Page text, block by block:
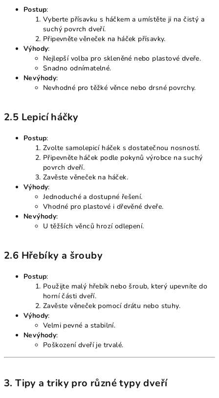
Postup:
Vyberte přísavku s háčkem a umístěte ji na čistý a
suchý povrch dveří.
Připevněte věneček na háček přísavky.
Výhody:
Nejlepší volba pro skleněné nebo plastové dveře.
Snadno odnímatelné.
Nevýhody:
Nevhodné pro těžké věnce nebo drsné povrchy.
2.5 Lepicí háčky
Postup:
Zvolte samolepicí háček s dostatečnou nosností.
Připevněte háček podle pokynů výrobce na suchý
povrch dveří.
Zavěste věneček na háček.
Výhody:
Jednoduché a dostupné řešení.
Vhodné pro plastové i dřevěné dveře.
Nevýhody:
U těžších věnců hrozí odlepení.
2.6 Hřebíky a šrouby
Postup:
Použijte malý hřebík nebo šroub, který upevníte do
horní části dveří.
Zavěste věneček pomocí drátu nebo stuhy.
Výhody:
Velmi pevné a stabilní.
Nevýhody:
Poškození dveří je trvalé.
3. Tipy a triky pro různé typy dveří